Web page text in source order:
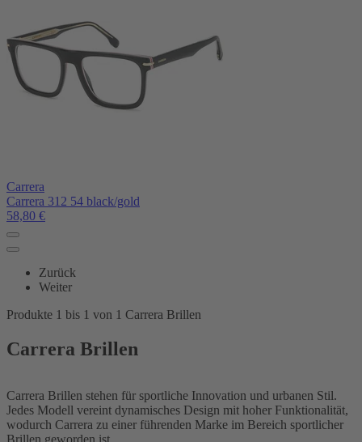
Carrera
Carrera 312 54 black/gold
58,80 €
Zurück
Weiter
Produkte 1 bis 1 von 1 Carrera Brillen
Carrera Brillen
Carrera Brillen stehen für sportliche Innovation und urbanen Stil.
Jedes Modell vereint dynamisches Design mit hoher Funktionalität,
wodurch Carrera zu einer führenden Marke im Bereich sportlicher